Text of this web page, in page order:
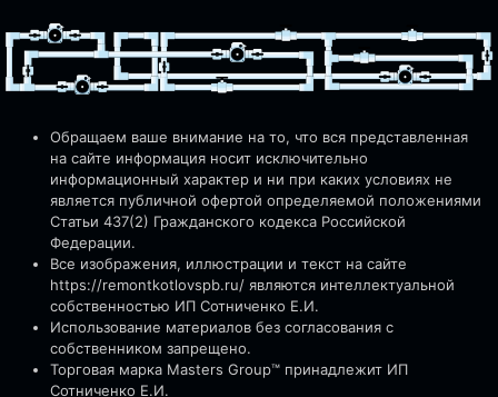
Обращаем ваше внимание на то, что вся представленная
на сайте информация носит исключительно
информационный характер и ни при каких условиях не
является публичной офертой определяемой положениями
Статьи 437(2) Гражданского кодекса Российской
Федерации.
Все изображения, иллюстрации и текст на сайте
https://remontkotlovspb.ru/ являются интеллектуальной
собственностью ИП Сотниченко Е.И.
Использование материалов без согласования с
собственником запрещено.
Торговая марка Masters Group™ принадлежит ИП
Сотниченко Е.И.